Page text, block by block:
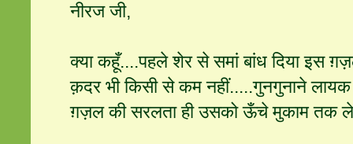
नीरज जी,
क्या कहूँ....पहले शेर से समां बांध दिया इस
क़दर भी किसी से कम नहीं.....गुनगुनाने
ग़ज़ल की सरलता ही उसको ऊँचे मुकाम तक